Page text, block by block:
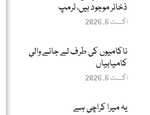
ذخائر موجود ہیں، ٹرمپ
اگست 6, 2026
ناکامیوں کی طرف لے جانے والی
کامیابیاں
اگست 6, 2026
یہ میرا کراچی ہے